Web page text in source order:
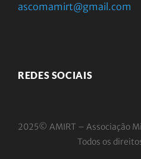
ascomamirt@gmail.com
REDES SOCIAIS
2025© AMIRT – Associação
Todos os